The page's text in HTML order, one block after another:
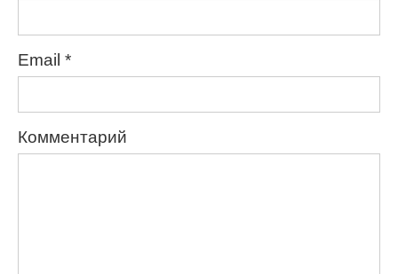
Email *
Комментарий